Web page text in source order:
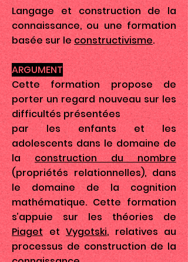
Langage et construction de la
connaissance, ou une formation
basée sur leconstructivisme.
ARGUMENT
Cette formation propose de
porter un regard nouveau sur les
difficultés présentées
par les enfants et les
adolescents dans le domaine de
laconstruction du nombre
(propriétés relationnelles), dans
le domaine de la cognition
mathématique. Cette formation
s’appuie sur les théories de
PiagetetVygotski, relatives au
processus de construction de la